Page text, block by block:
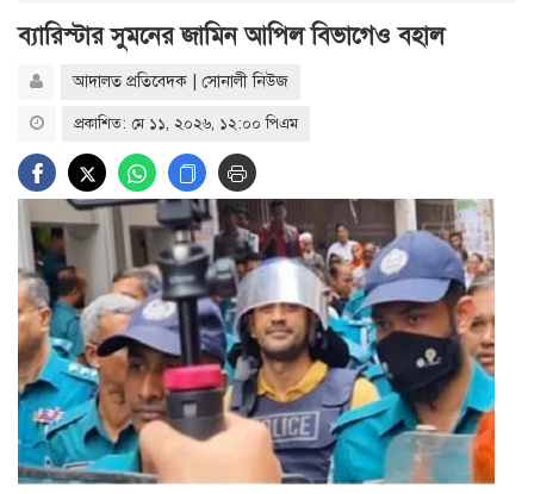
ব্যারিস্টার সুমনের জামিন আপিল বিভাগেও বহাল
আদালত প্রতিবেদক | সোনালী নিউজ
প্রকাশিত: মে ১১, ২০২৬, ১২:০০ পিএম